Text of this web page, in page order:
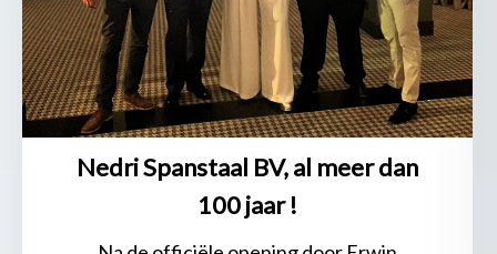
Nedri Spanstaal BV, al meer dan
100 jaar !